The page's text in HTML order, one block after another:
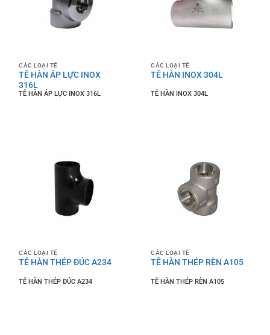
CÁC LOẠI TÊ
TÊ HÀN ÁP LỰC INOX
316L
TÊ HÀN ÁP LỰC INOX 316L
CÁC LOẠI TÊ
TÊ HÀN INOX 304L
TÊ HÀN INOX 304L
CÁC LOẠI TÊ
TÊ HÀN THÉP ĐÚC A234
TÊ HÀN THÉP ĐÚC A234
CÁC LOẠI TÊ
TÊ HÀN THÉP RÈN A105
TÊ HÀN THÉP RÈN A105